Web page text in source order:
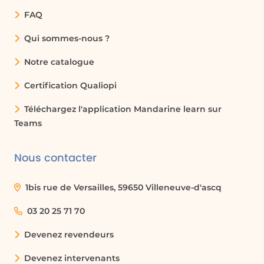
attrayants.
Ajoutez votre texte, des images et des graphiques
éléments grâce aux paramètres de transition. Quel
PowerPoint vous permet de concevoir la
présentation adaptée à vos besoins.
FAQ
Qui sommes-nous ?
Notre catalogue
Certification Qualiopi
Téléchargez l'application Mandarine learn sur
Teams
Nous contacter
1bis rue de Versailles, 59650 Villeneuve-d'ascq
03 20 25 71 70
Devenez revendeurs
Devenez intervenants